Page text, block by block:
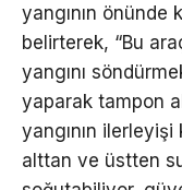
yangının önünde
belirterek, “Bu
yangını
yaparak tampon
yangının
alttan ve üstten